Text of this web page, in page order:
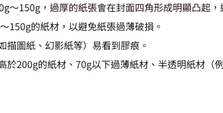
～150g，過厚的紙張會在封面四角形成明顯凸起，
150g的紙材，以避免紙張過薄破損。
描圖紙、幻影紙等）易看到膠痕。
於200g的紙材、70g以下過薄紙材、半透明紙材（